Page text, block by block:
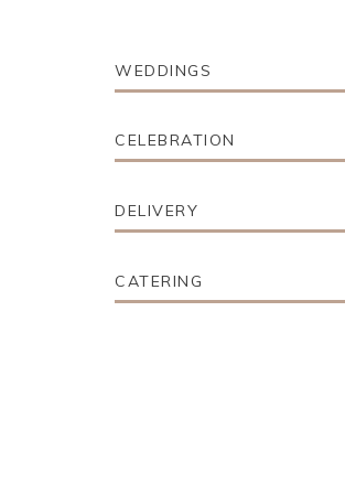
WEDDINGS
CELEBRATION
DELIVERY
CATERING